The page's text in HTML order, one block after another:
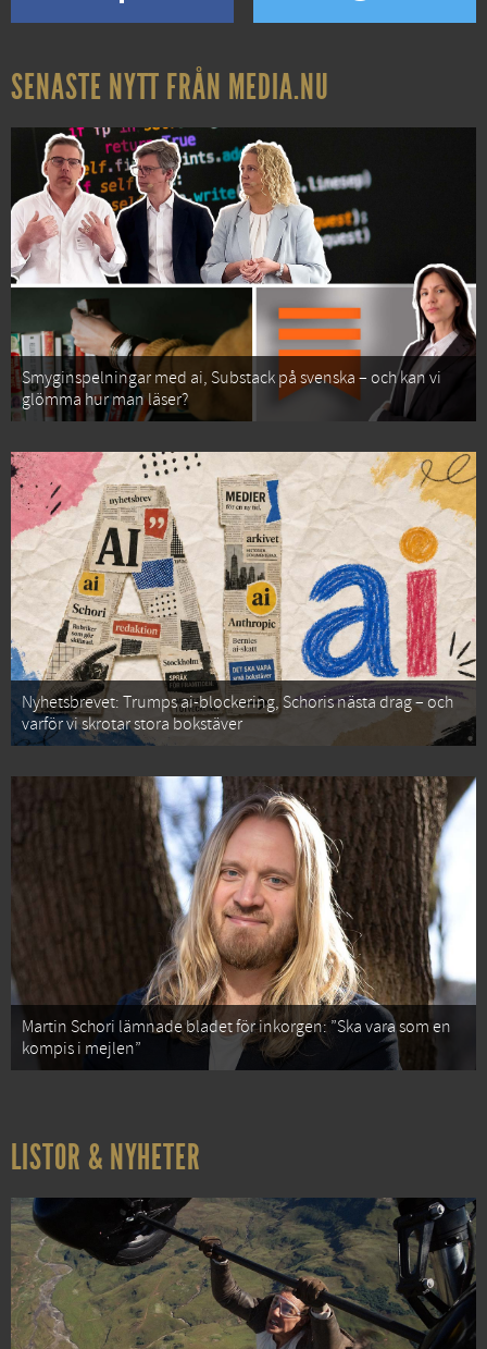
SENASTE NYTT FRÅN MEDIA.NU
Smyginspelningar med ai, Substack på svenska – och kan vi
glömma hur man läser?
Nyhetsbrevet: Trumps ai-blockering, Schoris nästa drag – och
varför vi skrotar stora bokstäver
Martin Schori lämnade bladet för inkorgen: ”Ska vara som en
kompis i mejlen”
LISTOR & NYHETER